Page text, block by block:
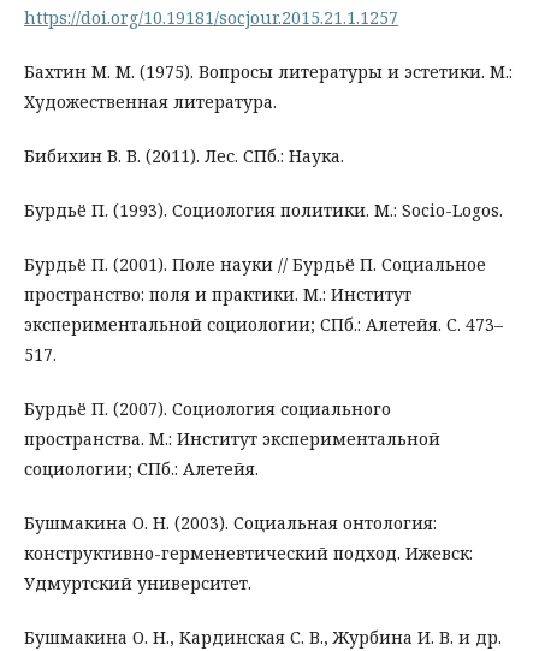
https://doi.org/10.19181/socjour.2015.21.1.1257
Бахтин М. М. (1975). Вопросы литературы и эстетики. М.:
Художественная литература.
Бибихин В. В. (2011). Лес. СПб.: Наука.
Бурдьё П. (1993). Социология политики. М.: Socio-Logos.
Бурдьё П. (2001). Поле науки // Бурдьё П. Социальное
пространство: поля и практики. М.: Институт
экспериментальной социологии; СПб.: Алетейя. С. 473–
517.
Бурдьё П. (2007). Социология социального
пространства. М.: Институт экспериментальной
социологии; СПб.: Алетейя.
Бушмакина О. Н. (2003). Социальная онтология:
конструктивно-герменевтический подход. Ижевск:
Удмуртский университет.
Бушмакина О. Н., Кардинская С. В., Журбина И. В. и др.